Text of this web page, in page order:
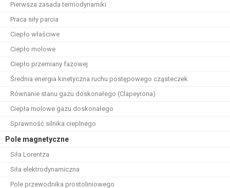
Pierwsza zasada termodynamiki
Praca siły parcia
Ciepło właściwe
Ciepło molowe
Ciepło przemiany fazowej
Średnia energia kinetyczna ruchu postępowego cząsteczek
Równanie stanu gazu doskonałego (Clapeyrona)
Ciepła molowe gazu doskonałego
Sprawność silnika cieplnego
Pole magnetyczne
Siła Lorentza
Siła elektrodynamiczna
Pole przewodnika prostoliniowego